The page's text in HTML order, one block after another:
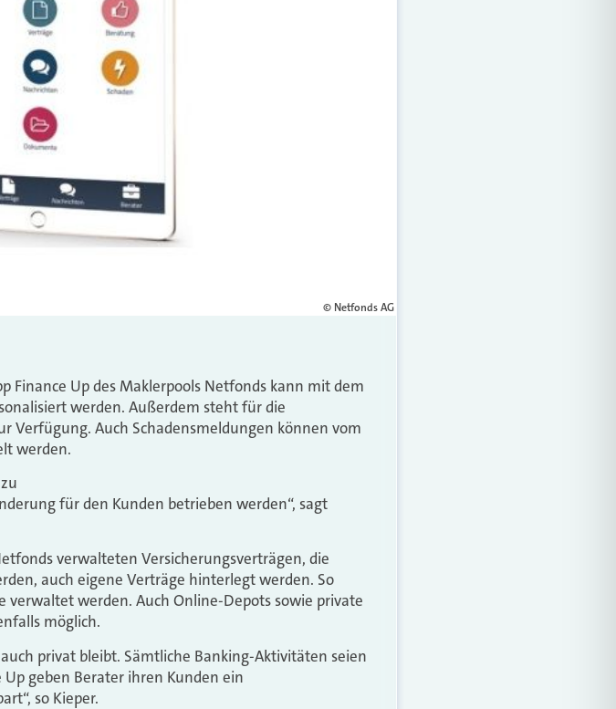
© Netfonds AG
Finance Up des Maklerpools Netfonds kann mit dem
werden. Außerdem steht für die
Auch Schadensmeldungen können vom
werden.
für den Kunden betrieben werden“, sagt
verwalteten Versicherungsverträgen, die
auch eigene Verträge hinterlegt werden. So
werden. Auch Online-Depots sowie private
möglich.
privat bleibt. Sämtliche Banking-Aktivitäten seien
geben Berater ihren Kunden ein
so Kieper.